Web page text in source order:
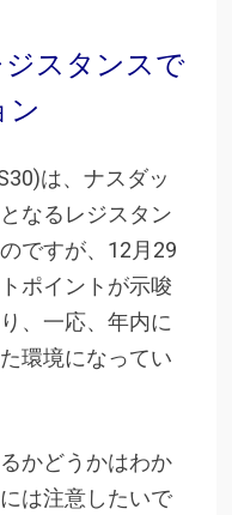
ジスタンスで
ン
は、ナスダッ
なるレジスタン
ですが、12月29
ポイントが示唆
、一応、年内に
環境になってい
かどうかはわか
は注意したいで